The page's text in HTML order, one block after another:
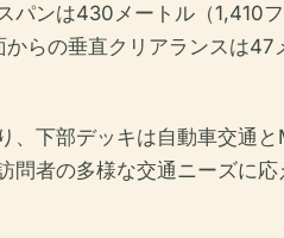
ンは430メートル（1,410
らの垂直クリアランスは
下部デッキは自動車交通
者の多様な交通ニーズに応